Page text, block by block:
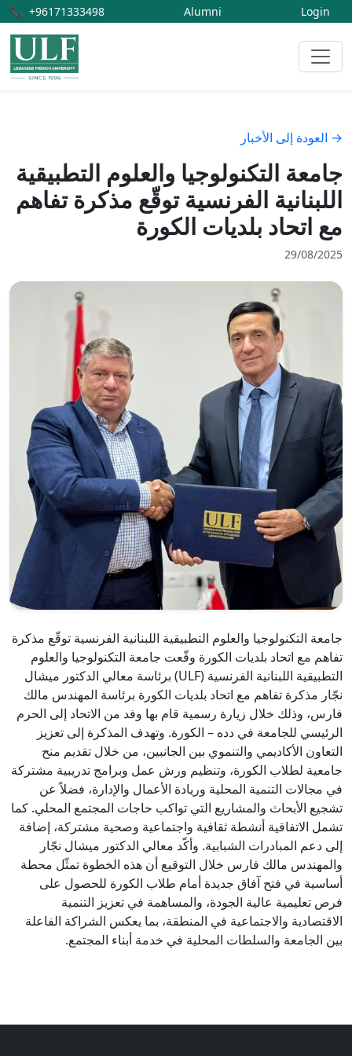
📞 +96171333498 Alumni Login
→ العودة إلى الأخبار
جامعة التكنولوجيا والعلوم التطبيقية
اللبنانية الفرنسية توقّع مذكرة تفاهم
مع اتحاد بلديات الكورة
29/08/2025
جامعة التكنولوجيا والعلوم التطبيقية اللبنانية الفرنسية توقّع مذكرة
تفاهم مع اتحاد بلديات الكورة وقّعت جامعة التكنولوجيا والعلوم
التطبيقية اللبنانية الفرنسية (ULF) برئاسة معالي الدكتور ميشال
نجّار مذكرة تفاهم مع اتحاد بلديات الكورة برئاسة المهندس مالك
فارس، وذلك خلال زيارة رسمية قام بها وفد من الاتحاد إلى الحرم
الرئيسي للجامعة في دده – الكورة. وتهدف المذكرة إلى تعزيز
التعاون الأكاديمي والتنموي بين الجانبين، من خلال تقديم منح
جامعية لطلاب الكورة، وتنظيم ورش عمل وبرامج تدريبية مشتركة
في مجالات التنمية المحلية وريادة الأعمال والإدارة، فضلاً عن
تشجيع الأبحاث والمشاريع التي تواكب حاجات المجتمع المحلي. كما
تشمل الاتفاقية أنشطة ثقافية واجتماعية وصحية مشتركة، إضافة
إلى دعم المبادرات الشبابية. وأكّد معالي الدكتور ميشال نجّار
والمهندس مالك فارس خلال التوقيع أن هذه الخطوة تمثّل محطة
أساسية في فتح آفاق جديدة أمام طلاب الكورة للحصول على
فرص تعليمية عالية الجودة، والمساهمة في تعزيز التنمية
الاقتصادية والاجتماعية في المنطقة، بما يعكس الشراكة الفاعلة
بين الجامعة والسلطات المحلية في خدمة أبناء المجتمع.